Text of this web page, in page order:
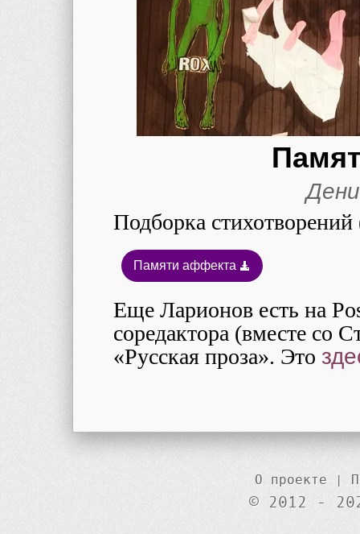
Подборка стихотворений
Памяти аффекта
Еще Ларионов есть на
соредактора (вместе со
«Русская проза». Это
О проекте |
© 2012 -